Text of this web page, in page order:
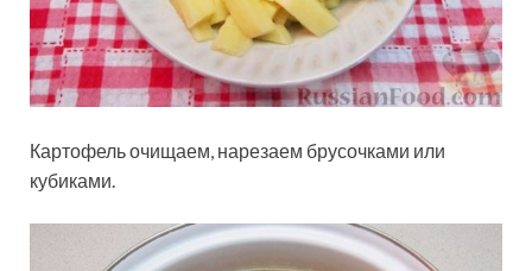
Картофель очищаем, нарезаем брусочками или
кубиками.